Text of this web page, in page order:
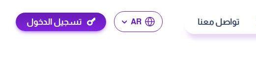
تواصل معنا AR تسجيل الدخول